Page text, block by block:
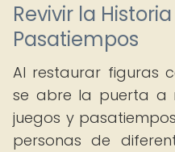
Revivir la
Pasatiempos
Al restaurar figuras
se abre la puerta a
juegos y
personas de